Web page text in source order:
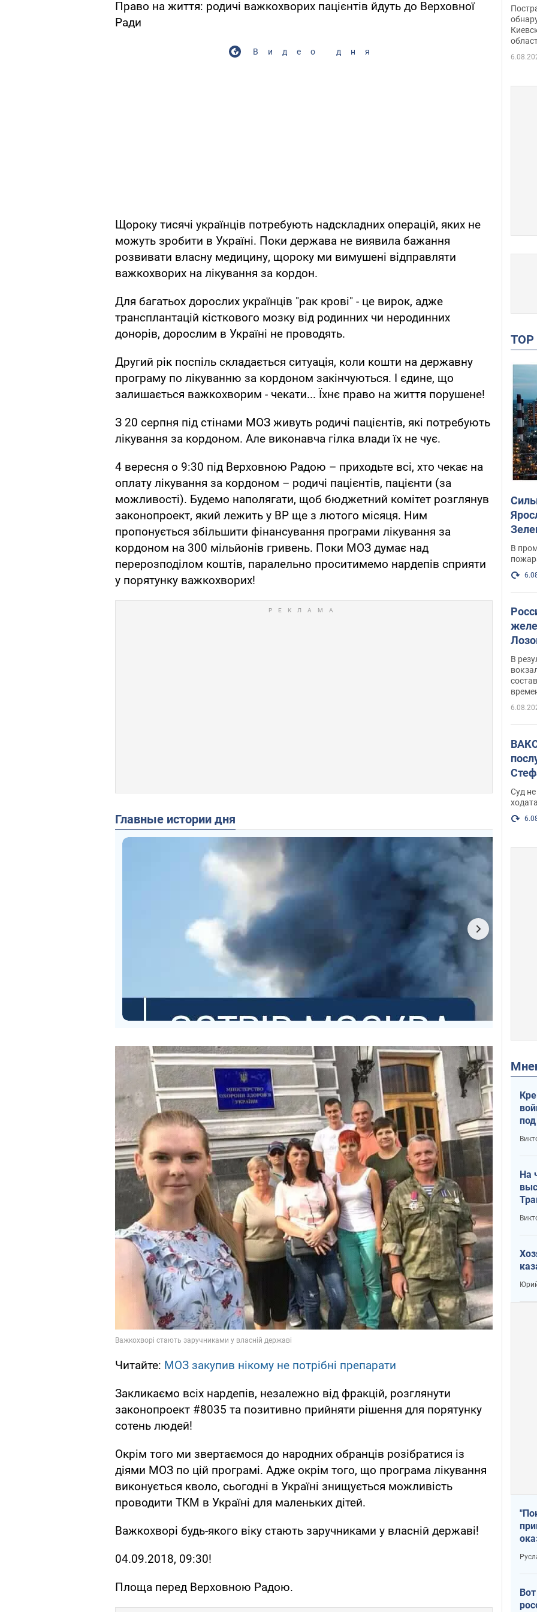
Право на життя: родичі важкохворих пацієнтів йдуть до Верховної
Ради
Видео дня
Щороку тисячі українців потребують надскладних операцій, яких не
можуть зробити в Україні. Поки держава не виявила бажання
розвивати власну медицину, щороку ми вимушені відправляти
важкохворих на лікування за кордон.
Для багатьох дорослих українців "рак крові" - це вирок, адже
трансплантацій кісткового мозку від родинних чи неродинних
донорів, дорослим в Україні не проводять.
Другий рік поспіль складається ситуація, коли кошти на державну
програму по лікуванню за кордоном закінчуються. І єдине, що
залишається важкохворим - чекати... Їхнє право на життя порушене!
З 20 серпня під стінами МОЗ живуть родичі пацієнтів, які потребують
лікування за кордоном. Але виконавча гілка влади їх не чує.
4 вересня о 9:30 під Верховною Радою – приходьте всі, хто чекає на
оплату лікування за кордоном – родичі пацієнтів, пацієнти (за
можливості). Будемо наполягати, щоб бюджетний комітет розглянув
законопроект, який лежить у ВР ще з лютого місяця. Ним
пропонується збільшити фінансування програми лікування за
кордоном на 300 мільйонів гривень. Поки МОЗ думає над
перерозподілом коштів, паралельно проситимемо нардепів сприяти
у порятунку важкохворих!
Главные истории дня
Читайте: МОЗ закупив нікому не потрібні препарати
Закликаємо всіх нардепів, незалежно від фракцій, розглянути
законопроект #8035 та позитивно прийняти рішення для порятунку
сотень людей!
Окрім того ми звертаємося до народних обранців розібратися із
діями МОЗ по цій програмі. Адже окрім того, що програма лікування
виконується кволо, сьогодні в Україні знищується можливість
проводити ТКМ в Україні для маленьких дітей.
Важкохворі будь-якого віку стають заручниками у власній державі!
04.09.2018, 09:30!
Площа перед Верховною Радою.
Фото
В
В
деле
Суд
На